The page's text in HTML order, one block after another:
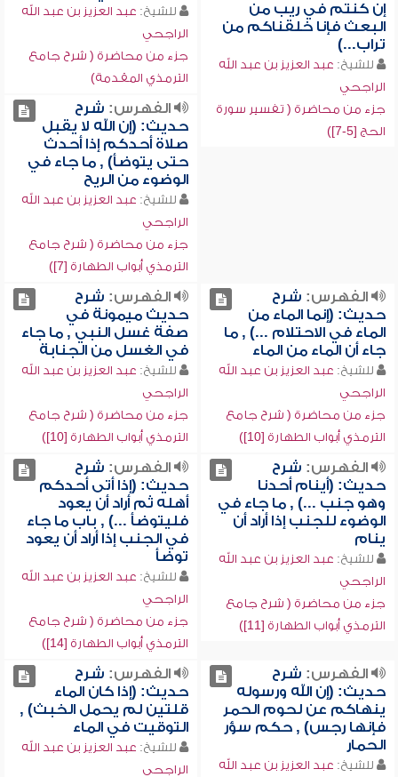
إن كنتم في ريب من
البعث فإنا خلقناكم من
تراب...)
للشيخ: عبد العزيز بن عبد الله
الراجحي
جزء من محاضرة ( تفسير سورة
الحج [5-7])
للشيخ: عبد العزيز بن عبد الله
الراجحي
جزء من محاضرة ( شرح جامع
الترمذي المقدمة)
الفهرس: شرح
حديث: (إن الله لا يقبل
صلاة أحدكم إذا أحدث
حتى يتوضأ) , ما جاء في
الوضوء من الريح
للشيخ: عبد العزيز بن عبد الله
الراجحي
جزء من محاضرة ( شرح جامع
الترمذي أبواب الطهارة [7])
الفهرس: شرح
حديث: (إنما الماء من
الماء في الاحتلام ...) , ما
جاء أن الماء من الماء
للشيخ: عبد العزيز بن عبد الله
الراجحي
جزء من محاضرة ( شرح جامع
الترمذي أبواب الطهارة [10])
الفهرس: شرح
حديث ميمونة في
صفة غسل النبي , ما جاء
في الغسل من الجنابة
للشيخ: عبد العزيز بن عبد الله
الراجحي
جزء من محاضرة ( شرح جامع
الترمذي أبواب الطهارة [10])
الفهرس: شرح
حديث: (أينام أحدنا
وهو جنب ...) , ما جاء في
الوضوء للجنب إذا أراد أن
ينام
للشيخ: عبد العزيز بن عبد الله
الراجحي
جزء من محاضرة ( شرح جامع
الترمذي أبواب الطهارة [11])
الفهرس: شرح
حديث: (إذا أتى أحدكم
أهله ثم أراد أن يعود
فليتوضأ ...) , باب ما جاء
في الجنب إذا أراد أن يعود
توضأ
للشيخ: عبد العزيز بن عبد الله
الراجحي
جزء من محاضرة ( شرح جامع
الترمذي أبواب الطهارة [14])
الفهرس: شرح
حديث: (إن الله ورسوله
ينهاكم عن لحوم الحمر
فإنها رجس) , حكم سؤر
الحمار
للشيخ: عبد العزيز بن عبد الله
الفهرس: شرح
حديث: (إذا كان الماء
قلتين لم يحمل الخبث) ,
التوقيت في الماء
للشيخ: عبد العزيز بن عبد الله
الراجحي